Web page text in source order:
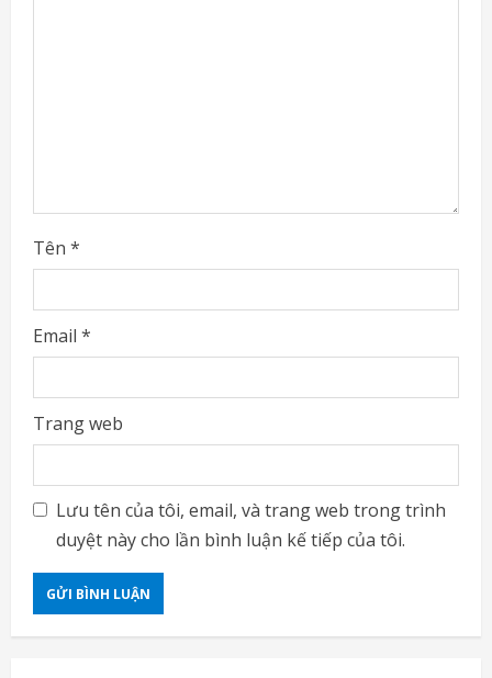
Tên *
Email *
Trang web
Lưu tên của tôi, email, và trang web trong trình
duyệt này cho lần bình luận kế tiếp của tôi.